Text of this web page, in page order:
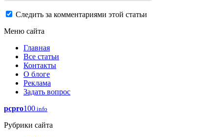
Следить за комментариями этой статьи
Меню сайта
Главная
Все статьи
Контакты
О блоге
Реклама
Задать вопрос
pcpro100.info
Рубрики сайта